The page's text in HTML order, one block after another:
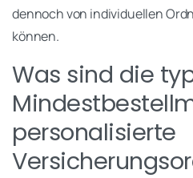
dennoch von individuellen
können.
Was sind die
personalisierte